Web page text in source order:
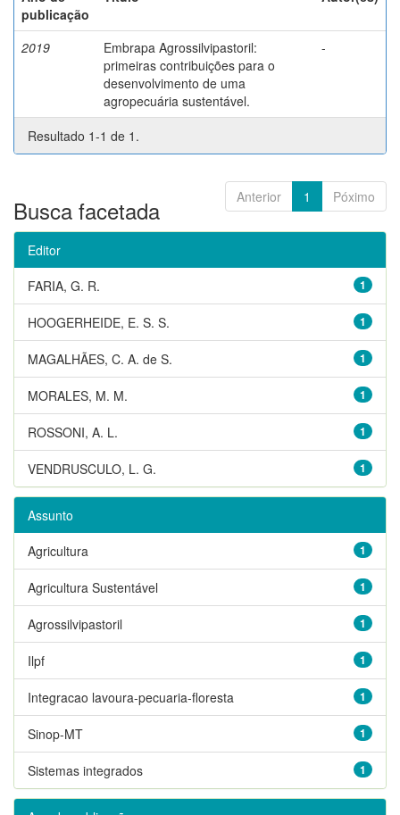
publicação
2019
Embrapa Agrossilvipastoril:
primeiras contribuições para o
desenvolvimento de uma
agropecuária sustentável.
-
Resultado 1-1 de 1.
Anterior 1 Póximo
Busca facetada
Editor
1
FARIA, G. R.
1
HOOGERHEIDE, E. S. S.
1
MAGALHÃES, C. A. de S.
1
MORALES, M. M.
1
ROSSONI, A. L.
1
VENDRUSCULO, L. G.
Assunto
1
Agricultura
1
Agricultura Sustentável
1
Agrossilvipastoril
1
Ilpf
1
Integracao lavoura-pecuaria-floresta
1
Sinop-MT
1
Sistemas integrados